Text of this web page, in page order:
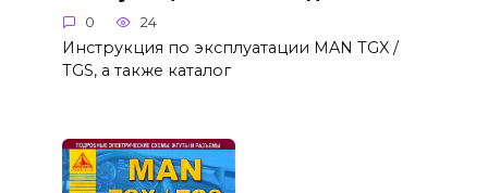
0 24
Инструкция по эксплуатации MAN TGX /
TGS, а также каталог